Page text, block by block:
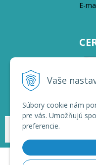
Vaše
Súbory cookie nám
pre vás. Umožňujú
preferencie.
E-
© 2026 HAKL | Veľkoobchod •